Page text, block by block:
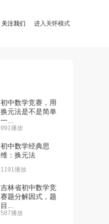
关注我们 进入关怀模式
初中数学竞赛，用
换元法是不是简单
一...
991播放
初中数学经典思
维：换元法
1191播放
吉林省初中数学竞
赛题分解因式，题
目...
587播放